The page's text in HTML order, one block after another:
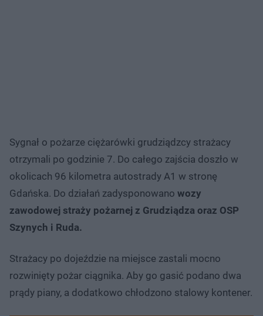
Sygnał o pożarze ciężarówki grudziądzcy strażacy
otrzymali po godzinie 7. Do całego zajścia doszło w
okolicach 96 kilometra autostrady A1 w stronę
Gdańska. Do działań zadysponowano wozy
zawodowej straży pożarnej z Grudziądza oraz OSP
Szynych i Ruda.
Strażacy po dojeździe na miejsce zastali mocno
rozwinięty pożar ciągnika. Aby go gasić podano dwa
prądy piany, a dodatkowo chłodzono stalowy kontener.